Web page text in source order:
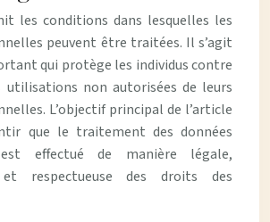
les conditions dans lesquelles les
peuvent être traitées. Il s’agit
qui protège les individus contre
utilisations non autorisées de leurs
L’objectif principal de l’article
que le traitement des données
est effectué de manière légale,
et respectueuse des droits des